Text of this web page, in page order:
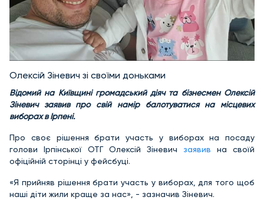
Олексій Зіневич зі своїми доньками
Відомий на Київщині громадський діяч та бізнесмен Олексій
Зіневич заявив про свій намір балотуватися на місцевих
виборах в Ірпені.
Про своє рішення брати участь у виборах на посаду
голови Ірпінської ОТГ Олексій Зіневич заявив на своїй
офіційній сторінці у фейсбуці.
«Я прийняв рішення брати участь у виборах, для того щоб
наші діти жили краще за нас», - зазначив Зіневич.